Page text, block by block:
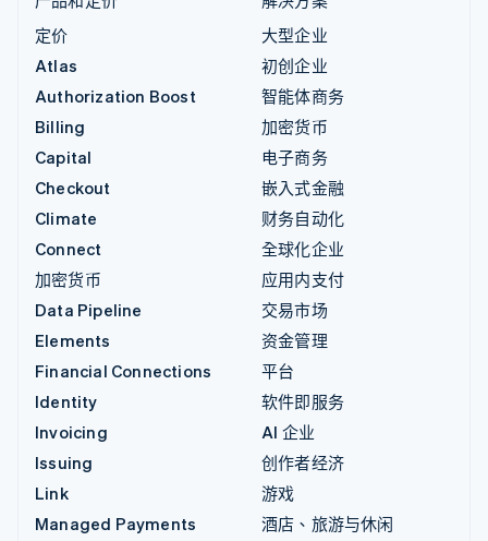
定价
Atlas
Authorization Boost
Billing
Capital
Checkout
Climate
Connect
加密货币
Data Pipeline
Elements
Financial Connections
Identity
Invoicing
Issuing
Link
Managed Payments
大型企业
初创企业
智能体商务
加密货币
电子商务
嵌入式金融
财务自动化
全球化企业
应用内支付
交易市场
资金管理
平台
软件即服务
AI 企业
创作者经济
游戏
酒店、旅游与休闲